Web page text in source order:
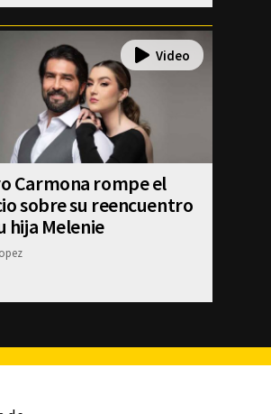
Carmona rompe el
sobre su reencuentro
hija Melenie